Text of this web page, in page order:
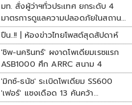
มท. สั่งผู้ว่าฯทั่วประเทศ ยกระดับ 4
มาตรการดูแลความปลอดภัยในสถาน
ศึกษา
ปืน..!! | ห้องข่าวไทยโพสต์สุดสัปดาห์
'ชิพ-นครินทร์' ผงาดโพเดียมเรซแรก
ASB1000 ศึก ARRC สนาม 4
'มิกซ์-ธนัช' ระเบิดโพเดียม SS600
'เฟอร์' แซงเดือด 13 คันคว้า